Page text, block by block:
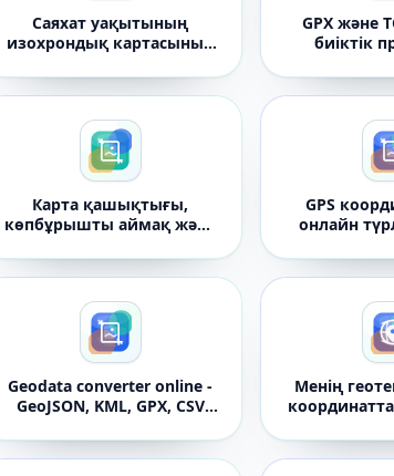
Саяхат уақытының
изохрондық картасының
GPX және
биіктік
Карта қашықтығы,
көпбұрышты аймақ және
GPS
онлайн
Geodata converter online -
GeoJSON, KML, GPX, CSV
Менің